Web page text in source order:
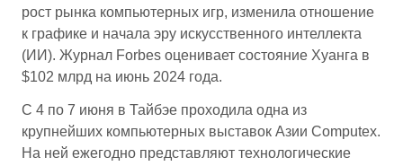
рост рынка компьютерных игр, изменила отношение
к графике и начала эру искусственного интеллекта
(ИИ). Журнал Forbes оценивает состояние Хуанга в
$102 млрд на июнь 2024 года.
С 4 по 7 июня в Тайбэе проходила одна из
крупнейших компьютерных выставок Азии Computex.
На ней ежегодно представляют технологические